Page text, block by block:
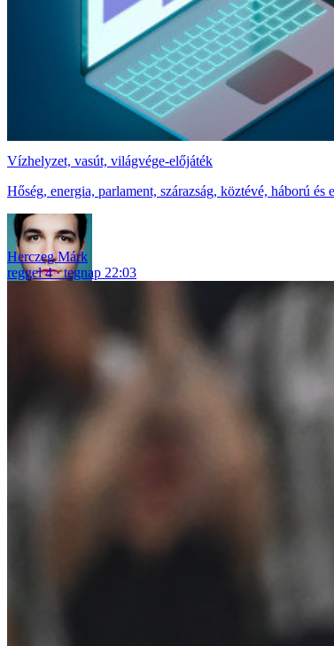
Vízhelyzet, vasút, világvége-előjáték
Hőség, energia, parlament, szárazság, köztévé, háború
Herczeg Márk
reggel 4
tegnap 22:03